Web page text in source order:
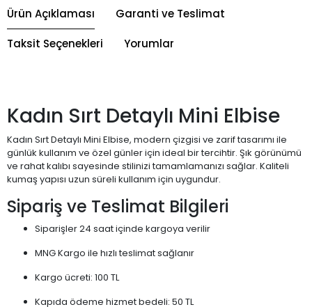
Ürün Açıklaması Garanti ve Teslimat
Taksit Seçenekleri Yorumlar
Kadın Sırt Detaylı Mini Elbise
Kadın Sırt Detaylı Mini Elbise, modern çizgisi ve zarif tasarımı ile
günlük kullanım ve özel günler için ideal bir tercihtir. Şık görünümü
ve rahat kalıbı sayesinde stilinizi tamamlamanızı sağlar. Kaliteli
kumaş yapısı uzun süreli kullanım için uygundur.
Sipariş ve Teslimat Bilgileri
Siparişler 24 saat içinde kargoya verilir
MNG Kargo ile hızlı teslimat sağlanır
Kargo ücreti: 100 TL
Kapıda ödeme hizmet bedeli: 50 TL